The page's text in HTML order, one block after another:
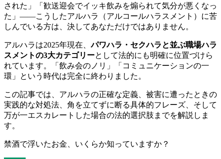
された」「歓送迎会でイッキ飲みを煽られて気分が悪くなっ
た」——こうしたアルハラ（アルコールハラスメント）に苦
しんでいる方は、決してあなただけではありません。
アルハラは2025年現在、パワハラ・セクハラと並ぶ職場ハラ
スメントの3大カテゴリーとして法的にも明確に位置づけら
れています。「飲み会のノリ」「コミュニケーションの一
環」という時代は完全に終わりました。
この記事では、アルハラの正確な定義、被害に遭ったときの
実践的な対処法、角を立てずに断る具体的フレーズ、そして
万が一エスカレートした場合の法的選択肢までを解説しま
す。
禁酒で浮いたお金、いくらか知っていますか？